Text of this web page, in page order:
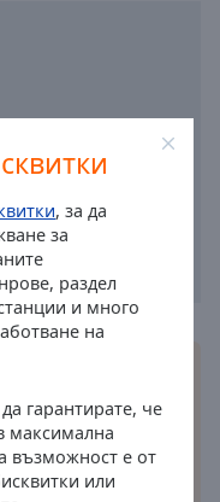
, за да
за
раздел
и много
на
гарантирате, че
максимална
възможност е от
или
и слушайте
където и да